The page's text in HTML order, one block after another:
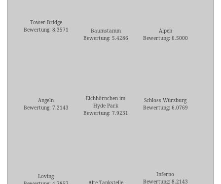
Tower-Bridge
Bewertung: 8.3571
Baumstamm
Bewertung: 5.4286
Alpen
Bewertung: 6.5000
Angeln
Bewertung: 7.2143
Eichhörnchen im
Hyde Park
Bewertung: 7.9231
Schloss Würzburg
Bewertung: 6.0769
Loving
Alte Tankstelle
Inferno
Bewertung: 8.2143